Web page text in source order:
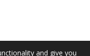
and give you